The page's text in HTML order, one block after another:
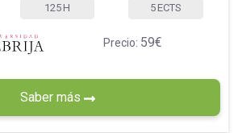
125 H 5 ECTS
Precio: 59€
Saber más